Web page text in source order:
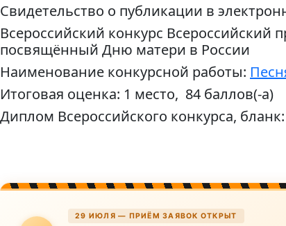
Свидетельство о публикации в
Всероссийский конкурс
посвящённый Дню матери в России
Наименование конкурсной работы:
Итоговая оценка: 1 место, 84 баллов(-а)
Диплом Всероссийского конкурса,
29 ИЮЛЯ — ПРИЁМ ЗАЯВОК ОТКРЫТ